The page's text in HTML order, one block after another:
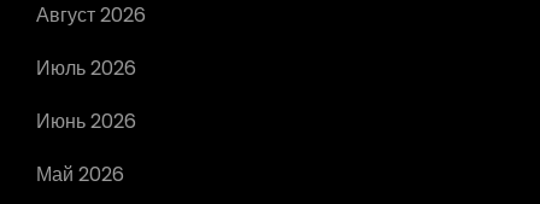
Август 2026
Июль 2026
Июнь 2026
Май 2026